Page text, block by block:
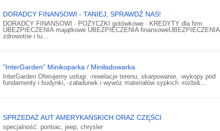
DORADCY FINANSOWI - TANIEJ, SPRAWDŹ NAS!
DORADCY FINANSOWI · POŻYCZKI gotówkowe · KREDYTY dla firm
UBEZPIECZENIA majątkowe UBEZPIECZENIA finansoweUBEZPIECZENIA
zdrowotne i tu...
"InterGarden" Minikoparka / Miniładowarka
InterGarden Oferujemy usługi: -niwelacje terenu, skarpowanie, -wykopy pod
fundamenty i budynki, -załadunek i wywóz materiałów sypkich -rozbi&...
SPRZEDAŻ AUT AMERYKAŃSKICH ORAZ CZĘŚCI
specjalność: pontiac, jeep, chrysler